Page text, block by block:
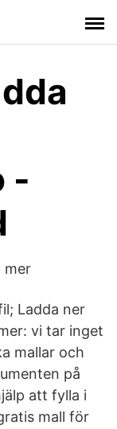
-
mer
Ladda ner
vi tar inget
mallar och
på
att fylla i
mall för